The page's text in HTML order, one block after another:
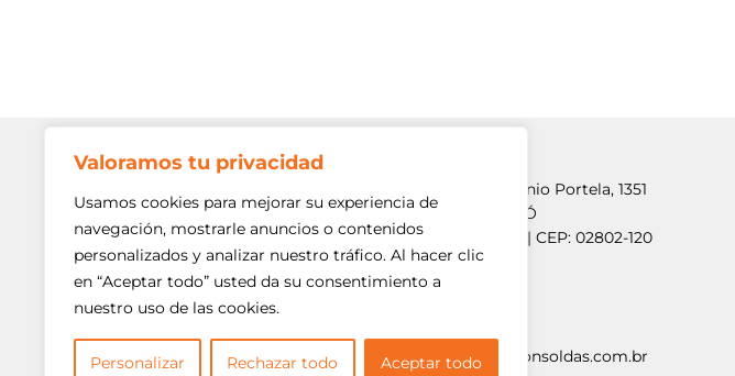
Valoramos tu privacidad
Usamos cookies para mejorar su experiencia de
navegación, mostrarle anuncios o contenidos
personalizados y analizar nuestro tráfico. Al hacer clic
en “Aceptar todo” usted da su consentimiento a
nuestro uso de las cookies.
Personalizar Rechazar todo Aceptar todo
Siga-nos!
Av. Min. Petrônio Portela, 1351
Freguesia do Ó
São Paulo/SP | CEP: 02802-120
contato@argonsoldas.com.br